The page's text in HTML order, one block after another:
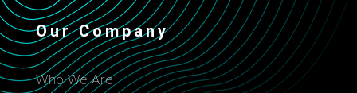
Our Company
Who We Are